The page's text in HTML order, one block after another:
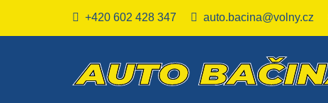
+420 602 428 347 auto.bacina@volny.cz